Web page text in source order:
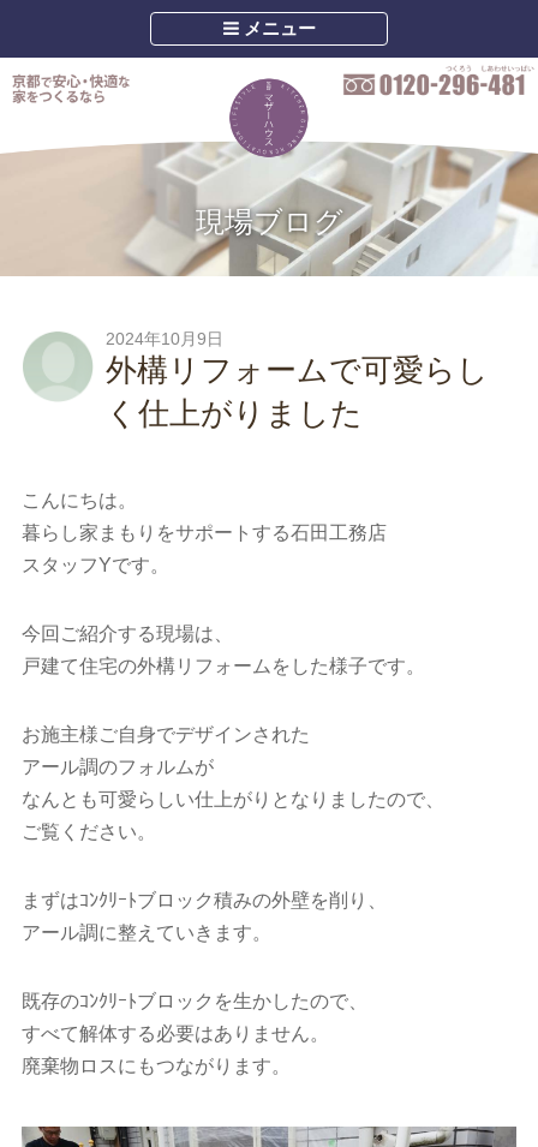
メニュー
現場ブログ
2024年10月9日
外構リフォームで可愛らし
く仕上がりました
こんにちは。
暮らし家まもりをサポートする石田工務店
スタッフYです。
今回ご紹介する現場は、
戸建て住宅の外構リフォームをした様子です。
お施主様ご自身でデザインされた
アール調のフォルムが
なんとも可愛らしい仕上がりとなりましたので、
ご覧ください。
まずはｺﾝｸﾘｰﾄブロック積みの外壁を削り、
アール調に整えていきます。
既存のｺﾝｸﾘｰﾄブロックを生かしたので、
すべて解体する必要はありません。
廃棄物ロスにもつながります。